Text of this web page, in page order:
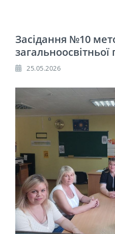
Засідання №10
загальноосвітньої
25.05.2026